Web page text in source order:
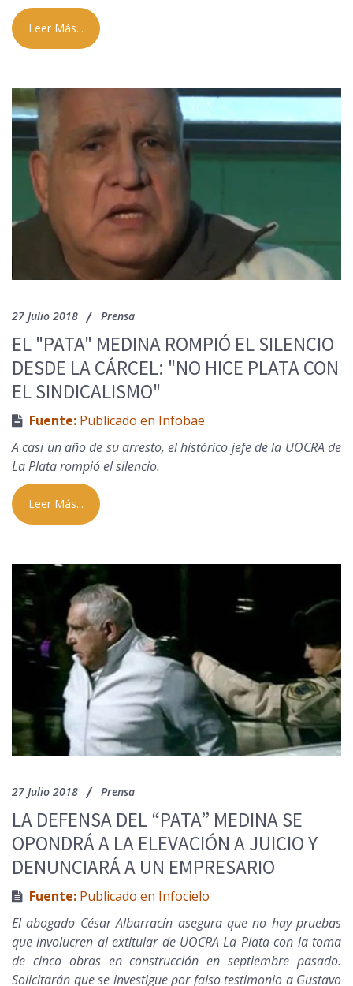
Leer Más...
27 Julio 2018 Prensa
EL "PATA" MEDINA ROMPIÓ EL SILENCIO
DESDE LA CÁRCEL: "NO HICE PLATA CON
EL SINDICALISMO"
Fuente: Publicado en Infobae
A casi un año de su arresto, el histórico jefe de la UOCRA de
La Plata rompió el silencio.
Leer Más...
27 Julio 2018 Prensa
LA DEFENSA DEL “PATA” MEDINA SE
OPONDRÁ A LA ELEVACIÓN A JUICIO Y
DENUNCIARÁ A UN EMPRESARIO
Fuente: Publicado en Infocielo
El abogado César Albarracín asegura que no hay pruebas
que involucren al extitular de UOCRA La Plata con la toma
de cinco obras en construcción en septiembre pasado.
Solicitarán que se investigue por falso testimonio a Gustavo